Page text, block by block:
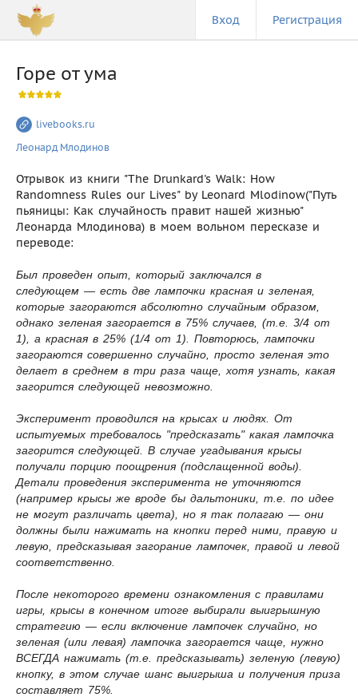
Вход Регистрация
Горе от ума
livebooks.ru
Леонард Млодинов
Отрывок из книги "The Drunkard's Walk: How
Randomness Rules our Lives" by Leonard Mlodinow("Путь
пьяницы: Как случайность правит нашей жизнью"
Леонарда Млодинова) в моем вольном пересказе и
переводе:
Был проведен опыт, который заключался в
следующем — есть две лампочки красная и зеленая,
которые загораются абсолютно случайным образом,
однако зеленая загорается в 75% случаев, (т.е. 3/4 от
1), а красная в 25% (1/4 от 1). Повторюсь, лампочки
загораются совершенно случайно, просто зеленая это
делает в среднем в три раза чаще, хотя узнать, какая
загорится следующей невозможно.
Эксперимент проводился на крысах и людях. От
испытуемых требовалось "предсказать" какая лампочка
загорится следующей. В случае угадывания крысы
получали порцию поощрения (подслащенной воды).
Детали проведения эксперимента не уточняются
(например крысы же вроде бы дальтоники, т.е. по идее
не могут различать цвета), но я так полагаю — они
должны были нажимать на кнопки перед ними, правую и
левую, предсказывая загорание лампочек, правой и левой
соответственно.
После некоторого времени ознакомления с правилами
игры, крысы в конечном итоге выбирали выигрышную
стратегию — если включение лампочек случайно, но
зеленая (или левая) лампочка загорается чаще, нужно
ВСЕГДА нажимать (т.е. предсказывать) зеленую (левую)
кнопку, в этом случае шанс выигрыша и получения приза
составляет 75%.